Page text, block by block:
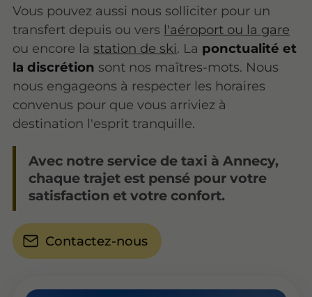
Vous pouvez aussi nous solliciter pour un
transfert depuis ou vers l'aéroport ou la gare
ou encore lastation de ski. La ponctualité et
la discrétion sont nos maîtres-mots. Nous
nous engageons à respecter les horaires
convenus pour que vous arriviez à
destination l'esprit tranquille.
Avec notre service de taxi à Annecy,
chaque trajet est pensé pour votre
satisfaction et votre confort.
Contactez-nous